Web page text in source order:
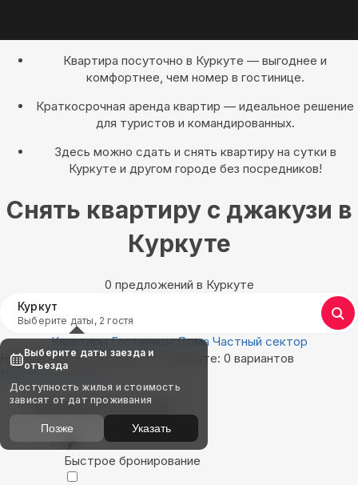
Квартира посуточно в Куркуте — выгоднее и
комфортнее, чем номер в гостинице.
Краткосрочная аренда квартир — идеальное решение
для туристов и командированных.
Здесь можно сдать и снять квартиру на сутки в
Куркуте и другом городе без посредников!
Снять квартиру с джакузи в
Куркуте
0 предложений в Куркуте
Куркут
Выберите даты, 2 гостя
Квартиры Гостиницы Дома Частный сектор
Найдём, где остановиться в Куркуте: 0 вариантов
Показать на карте
Выбирайте лучшее
Быстрое бронирование
Выберите даты заезда и
отъезда
Доступность жилья и стоимость
зависят от дат проживания
Позже Указать